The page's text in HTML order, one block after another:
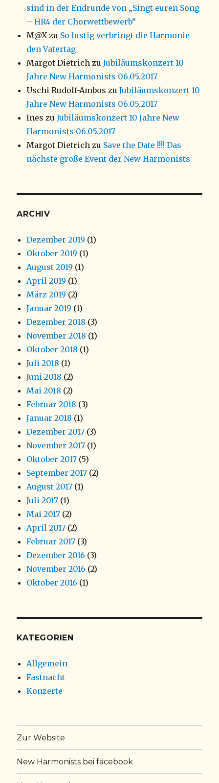
sind in der Endrunde von „Singt euren Song
– HR4 der Chorwettbewerb“
M@Xzu So lustig verbringt die Harmonie
den Vatertag
Margot Dietrich zuJubiläumskonzert 10
Jahre New Harmonists 06.05.2017
Uschi Rudolf-Ambos zuJubiläumskonzert 10
Jahre New Harmonists 06.05.2017
Ines zuJubiläumskonzert 10 Jahre New
Harmonists 06.05.2017
Margot Dietrich zu Save the Date !!!! Das
nächste große Event der New Harmonists
ARCHIV
Dezember 2019 (1)
Oktober 2019 (1)
August 2019 (1)
April 2019 (1)
März 2019 (2)
Januar 2019 (1)
Dezember 2018 (3)
November 2018 (1)
Oktober 2018 (1)
Juli 2018 (1)
Juni 2018 (2)
Mai 2018 (2)
Februar 2018 (3)
Januar 2018 (1)
Dezember 2017 (3)
November 2017 (1)
Oktober 2017 (5)
September 2017 (2)
August 2017 (1)
Juli 2017 (1)
Mai 2017 (2)
April 2017 (2)
Februar 2017 (3)
Dezember 2016 (3)
November 2016 (2)
Oktober 2016 (1)
KATEGORIEN
Allgemein
Fastnacht
Konzerte
Zur Website
New Harmonists bei facebook